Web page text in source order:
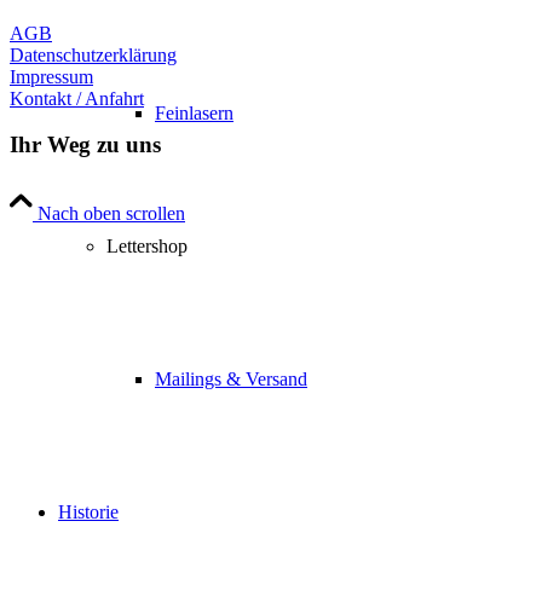
Feinlasern
Lettershop
Mailings & Versand
Historie
AGB
Datenschutzerklärung
Impressum
Kontakt / Anfahrt
Ihr Weg zu uns
Nach oben scrollen